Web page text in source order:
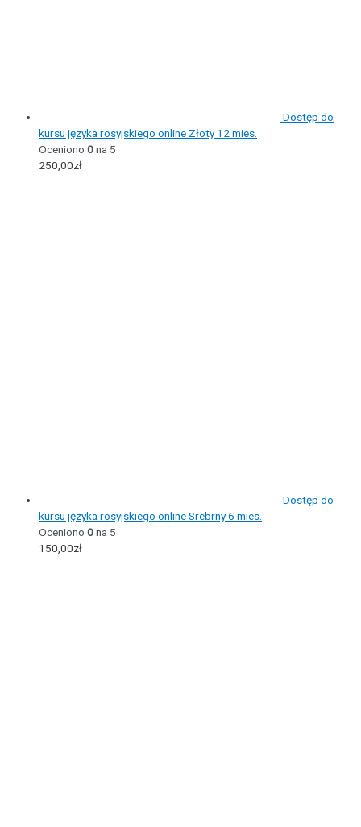
Dostęp do
kursu języka rosyjskiego online Złoty 12 mies.
Oceniono 0na 5
250,00zł
Dostęp do
kursu języka rosyjskiego online Srebrny 6 mies.
Oceniono 0na 5
150,00zł